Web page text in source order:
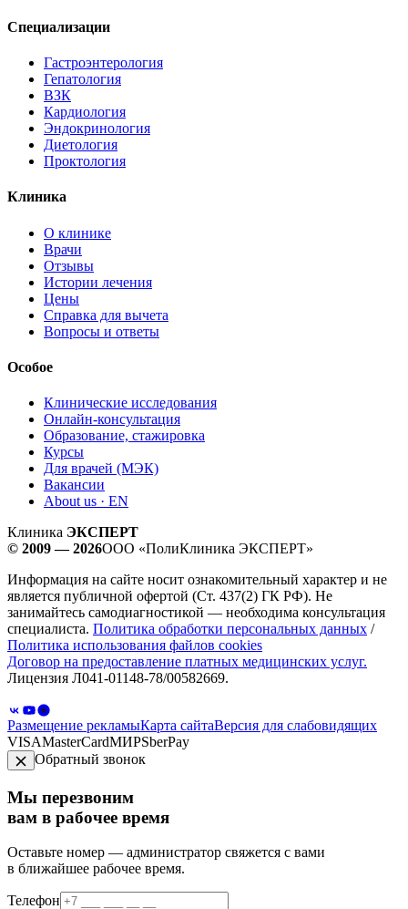
Специализации
Гастроэнтерология
Гепатология
ВЗК
Кардиология
Эндокринология
Диетология
Проктология
Клиника
О клинике
Врачи
Отзывы
Истории лечения
Цены
Справка для вычета
Вопросы и ответы
Особое
Клинические исследования
Онлайн-консультация
Образование, стажировка
Курсы
Для врачей (МЭК)
Вакансии
About us · EN
Клиника ЭКСПЕРТ
© 2009 — 2026ООО «ПолиКлиника ЭКСПЕРТ»
Информация на сайте носит ознакомительный характер и не
является публичной офертой (Ст. 437(2) ГК РФ). Не
занимайтесь самодиагностикой — необходима консультация
специалиста. Политика обработки персональных данных /
Политика использования файлов cookies
Договор на предоставление платных медицинских услуг.
Лицензия Л041-01148-78/00582669.
Размещение рекламыКарта сайтаВерсия для слабовидящих
VISAMasterCardМИРSberPay
Обратный звонок
Мы перезвоним
вам в рабочее время
Оставьте номер — администратор свяжется с вами
в ближайшее рабочее время.
Телефон